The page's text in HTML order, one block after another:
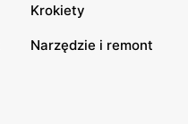
Krokiety
Narzędzie i remont